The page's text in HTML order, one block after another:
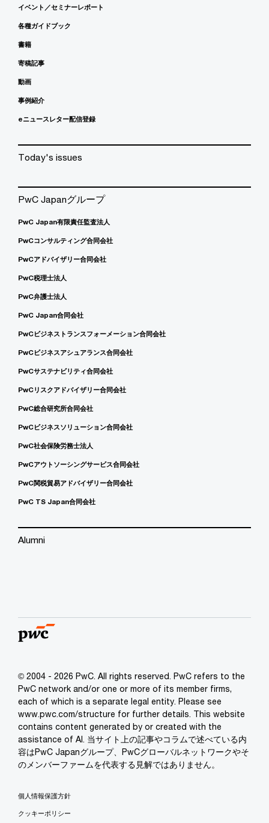
イベント／セミナーレポート
各種ガイドブック
書籍
寄稿記事
動画
事例紹介
eニュースレター配信登録
Today's issues
PwC Japanグループ
PwC Japan有限責任監査法人
PwCコンサルティング合同会社
PwCアドバイザリー合同会社
PwC税理士法人
PwC弁護士法人
PwC Japan合同会社
PwCビジネストランスフォーメーション合同会社
PwCビジネスアシュアランス合同会社
PwCサステナビリティ合同会社
PwCリスクアドバイザリー合同会社
PwC総合研究所合同会社
PwCビジネスソリューション合同会社
PwC社会保険労務士法人
PwCアウトソーシングサービス合同会社
PwC関税貿易アドバイザリー合同会社
PwC TS Japan合同会社
Alumni
© 2004 - 2026 PwC. All rights reserved. PwC refers to the
PwC network and/or one or more of its member firms,
each of which is a separate legal entity. Please see
www.pwc.com/structure for further details. This website
contains content generated by or created with the
assistance of AI. 当サイト上の記事やコラムで述べている内
容はPwC Japanグループ、PwCグローバルネットワークやそ
のメンバーファームを代表する見解ではありません。
個人情報保護方針
クッキーポリシー